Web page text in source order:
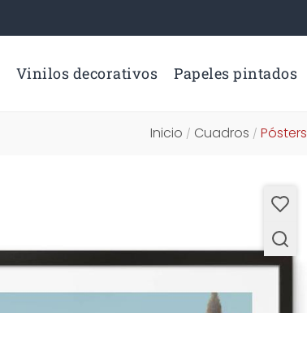
Vinilos decorativos Papeles pintados
Inicio / Cuadros / Pósters